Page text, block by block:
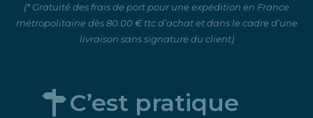
(* Gratuité des frais de port pour une expédition en France
métropolitaine dès 80.00 € ttc d’achat et dans le cadre d’une
livraison sans signature du client)
C’est pratique